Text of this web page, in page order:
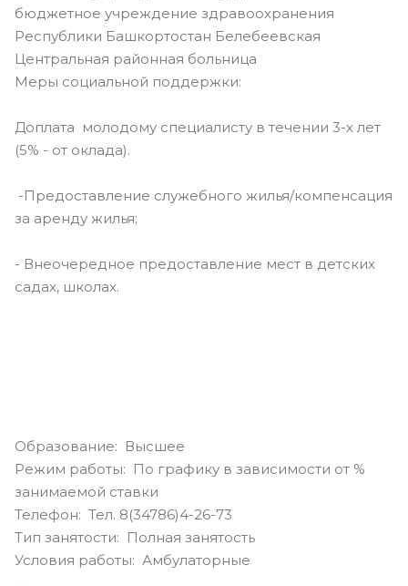
бюджетное учреждение здравоохранения
Республики Башкортостан Белебеевская
Центральная районная больница
Меры социальной поддержки:
Доплата молодому специалисту в течении 3-х лет
(5% - от оклада).
-Предоставление служебного жилья/компенсация
за аренду жилья;
- Внеочередное предоставление мест в детских
садах, школах.
Образование: Высшее
Режим работы: По графику в зависимости от %
занимаемой ставки
Телефон: Тел. 8(34786)4-26-73
Тип занятости: Полная занятость
Условия работы: Амбулаторные